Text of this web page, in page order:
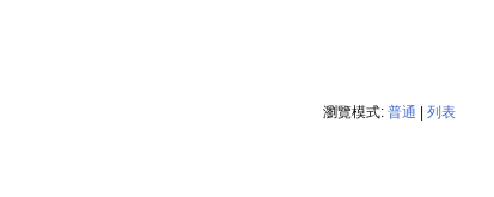
瀏覽模式: 普通 列表